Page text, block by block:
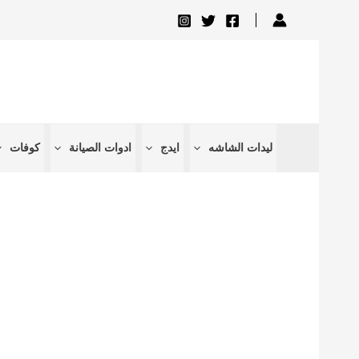
ليدات الشاشه ايدج ادوات الصيانة كوفات